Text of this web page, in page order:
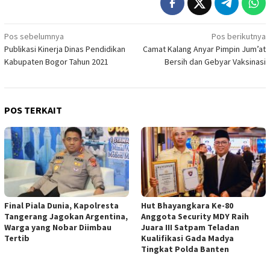
Navigasi
pos
Pos sebelumnya
Publikasi Kinerja Dinas Pendidikan
Kabupaten Bogor Tahun 2021
Pos berikutnya
Camat Kalang Anyar Pimpin Jum’at
Bersih dan Gebyar Vaksinasi
POS TERKAIT
Final Piala Dunia, Kapolresta
Tangerang Jagokan Argentina,
Warga yang Nobar Diimbau
Tertib
Hut Bhayangkara Ke-80
Anggota Security MDY Raih
Juara III Satpam Teladan
Kualifikasi Gada Madya
Tingkat Polda Banten